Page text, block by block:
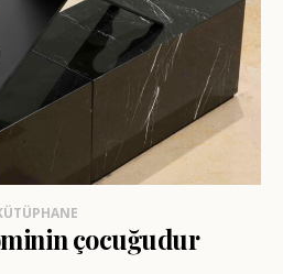
çocuğudur